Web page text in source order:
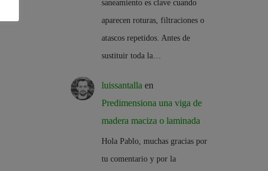
saneamiento es clave cuando
aparecen roturas, filtraciones o
atascos repetidos. Antes de
sustituir toda la…
luissantalla en
Predimensiona una viga de
madera maciza o laminada
Hola Pablo, muchas gracias por
tu comentario y por la